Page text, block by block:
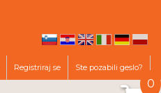
de pl
Registriraj se Ste pozabili geslo?
0